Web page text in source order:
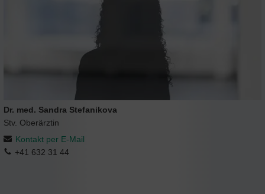
Dr. med. Sandra Stefanikova
Stv. Oberärztin
Kontakt per E-Mail
+41 632 31 44